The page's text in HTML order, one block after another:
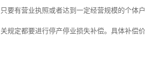
只要有营业执照或者达到一定经营规模的个体
关规定都要进行停产停业损失补偿。具体补偿